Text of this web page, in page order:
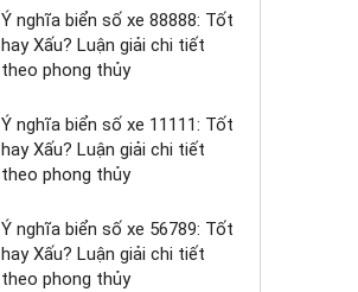
Ý nghĩa biển số xe 88888: Tốt
hay Xấu? Luận giải chi tiết
theo phong thủy
Ý nghĩa biển số xe 11111: Tốt
hay Xấu? Luận giải chi tiết
theo phong thủy
Ý nghĩa biển số xe 56789: Tốt
hay Xấu? Luận giải chi tiết
theo phong thủy